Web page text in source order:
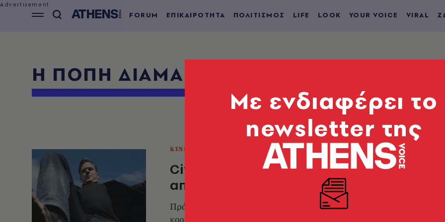
FORUM ΕΠΙΚΑΙΡΟΤΗΤΑ ΠΟΛΙΤΙΣΜΟΣ LIFE LOOK YOUR VOICE VIRAL
Η ΠΌΠΗ ΔΙΑΜΑΝΤΆΚΟΥ ΕΊΔΕ
ΚΙΝΗΜΑΤΟΓΡΑΦΟΣ
Citizen Vigilante: Σκουπίδι τραμπικού
απανθρωπισμού
Πρόκειται για ένα μανιφέστο αυτοδικίας, επενδυμένο με
κορόνες περί κατάρρευσης του συστήματος δικαιοσύνης
Mε ενδιαφέρει το
newsletter της